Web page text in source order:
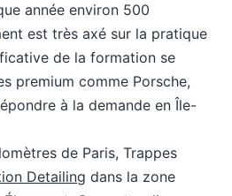
année environ 500
est très axé sur la pratique
de la formation se
premium comme Porsche,
à la demande en Île-
de Paris, Trappes
Detailing dans la zone